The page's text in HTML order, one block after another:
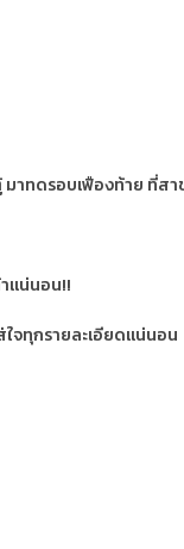
ทดรอบเฟืองท้าย ที่ส
แน่นอน!!
จทุกรายละเอียดแน่นอน